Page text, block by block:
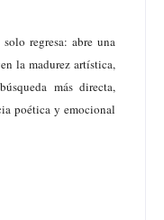
solo regresa: abre una
la madurez artística,
más directa,
poética y emocional